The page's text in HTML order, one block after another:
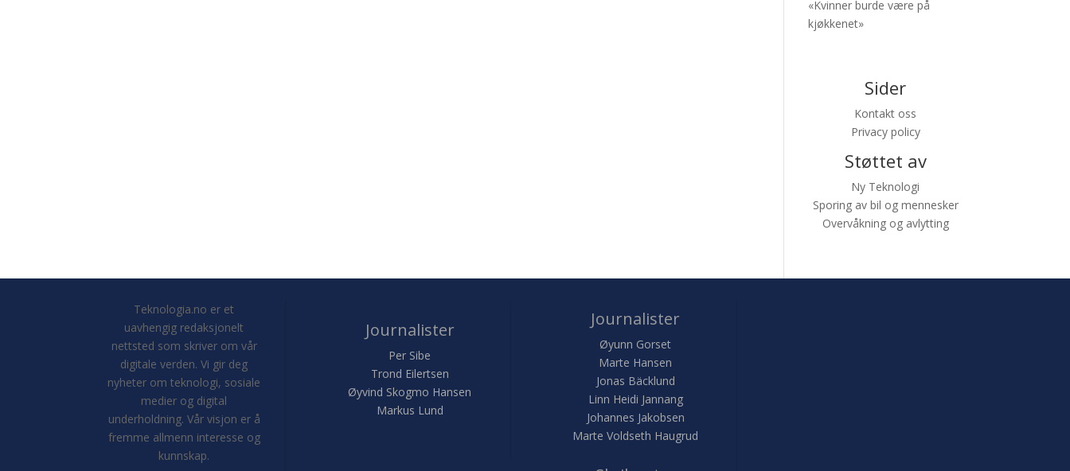
«Kvinner burde være på
kjøkkenet»
Sider
Kontakt oss
Privacy policy
Støttet av
Ny Teknologi
Sporing av bil og mennesker
Overvåkning og avlytting
Teknologia.no er et
uavhengig redaksjonelt
nettsted som skriver om vår
digitale verden. Vi gir deg
nyheter om teknologi, sosiale
medier og digital
underholdning. Vår visjon er å
fremme allmenn interesse og
kunnskap.
Journalister
Per Sibe
Trond Eilertsen
Øyvind Skogmo Hansen
Markus Lund
Journalister
Øyunn Gorset
Marte Hansen
Jonas Bäcklund
Linn Heidi Jannang
Johannes Jakobsen
Marte Voldseth Haugrud